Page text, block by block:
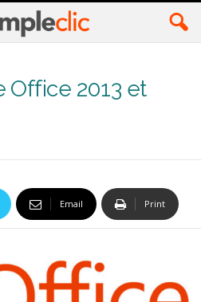
Office 2013 et
Email Print